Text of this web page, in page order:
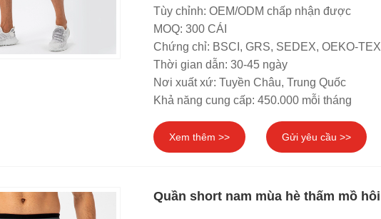
Tùy chỉnh: OEM/ODM chấp nhận được
MOQ: 300 CÁI
Chứng chỉ: BSCI, GRS, SEDEX, OEKO-TEX
Thời gian dẫn: 30-45 ngày
Nơi xuất xứ: Tuyền Châu, Trung Quốc
Khả năng cung cấp: 450.000 mỗi tháng
Xem thêm >> Gửi yêu cầu >>
Quần short nam mùa hè thấm mồ hôi